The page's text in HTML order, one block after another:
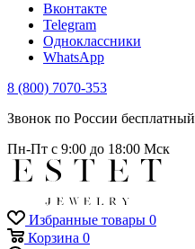
Вконтакте
Telegram
Одноклассники
WhatsApp
8 (800) 7070-353
Звонок по России бесплатный
Пн-Пт с 9:00 до 18:00 Мск
Избранные товары 0
Корзина 0